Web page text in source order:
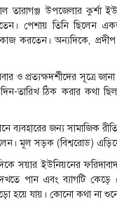
তারাগঞ্জ উপজেলার কুর্শা
পেশায় তিনি ছিলেন
করতেন। অন্যদিকে,
ও প্রত্যক্ষদর্শীদের
তারিখ ঠিক করার কথা
ব্যবহারের জন্য সামাজিক
মূল সড়ক (বিশ্বরোড) এড়িয়ে
সয়ার ইউনিয়নের
পান এবং ব্যাগটি
হয়ে যায়। কোনো কথা না